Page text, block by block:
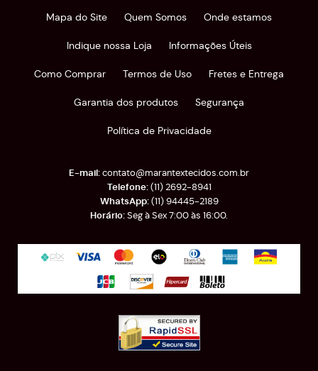
Mapa do Site Quem Somos Onde estamos
Indique nossa Loja Informações Úteis
Como Comprar Termos de Uso Fretes e Entrega
Garantia dos produtos Segurança
Política de Privacidade
(11)2692-8941
(11)94445-2189
Seg à Sex 7:00 às 16:00.
contato@marantextecidos.com.br